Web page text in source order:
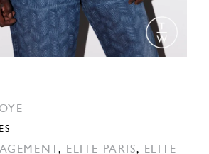
, ELITE PARIS, ELITE